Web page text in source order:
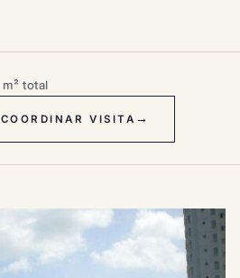
m² total
COORDINAR VISITA →